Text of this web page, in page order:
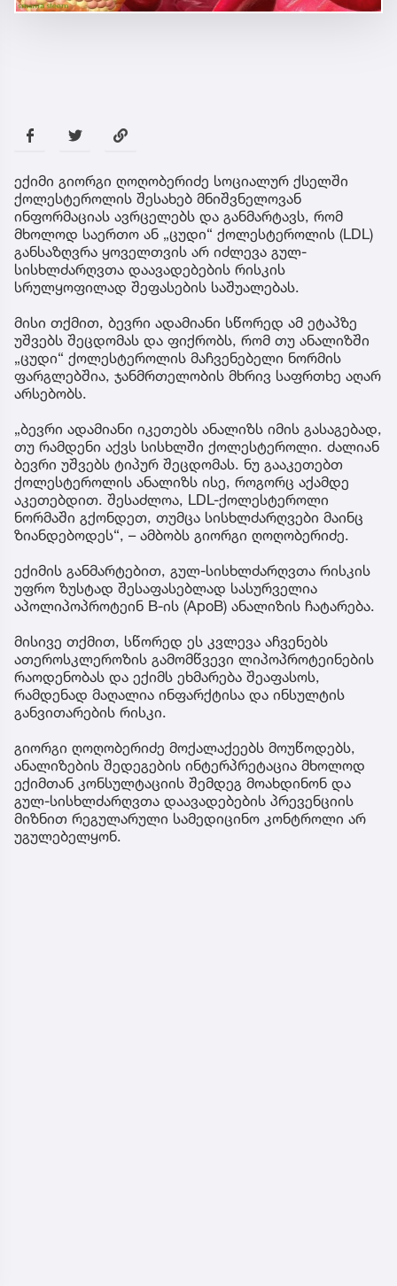
ექიმი გიორგი ღოღობერიძე სოციალურ ქსელში
ქოლესტეროლის შესახებ მნიშვნელოვან
ინფორმაციას ავრცელებს და განმარტავს, რომ
მხოლოდ საერთო ან „ცუდი“ ქოლესტეროლის (LDL)
განსაზღვრა ყოველთვის არ იძლევა გულ-
სისხლძარღვთა დაავადებების რისკის
სრულყოფილად შეფასების საშუალებას.
მისი თქმით, ბევრი ადამიანი სწორედ ამ ეტაპზე
უშვებს შეცდომას და ფიქრობს, რომ თუ ანალიზში
„ცუდი“ ქოლესტეროლის მაჩვენებელი ნორმის
ფარგლებშია, ჯანმრთელობის მხრივ საფრთხე აღარ
არსებობს.
„ბევრი ადამიანი იკეთებს ანალიზს იმის გასაგებად,
თუ რამდენი აქვს სისხლში ქოლესტეროლი. ძალიან
ბევრი უშვებს ტიპურ შეცდომას. ნუ გააკეთებთ
ქოლესტეროლის ანალიზს ისე, როგორც აქამდე
აკეთებდით. შესაძლოა, LDL-ქოლესტეროლი
ნორმაში გქონდეთ, თუმცა სისხლძარღვები მაინც
ზიანდებოდეს“, – ამბობს გიორგი ღოღობერიძე.
ექიმის განმარტებით, გულ-სისხლძარღვთა რისკის
უფრო ზუსტად შესაფასებლად სასურველია
აპოლიპოპროტეინ B-ის (ApoB) ანალიზის ჩატარება.
მისივე თქმით, სწორედ ეს კვლევა აჩვენებს
ათეროსკლეროზის გამომწვევი ლიპოპროტეინების
რაოდენობას და ექიმს ეხმარება შეაფასოს,
რამდენად მაღალია ინფარქტისა და ინსულტის
განვითარების რისკი.
გიორგი ღოღობერიძე მოქალაქეებს მოუწოდებს,
ანალიზების შედეგების ინტერპრეტაცია მხოლოდ
ექიმთან კონსულტაციის შემდეგ მოახდინონ და
გულ-სისხლძარღვთა დაავადებების პრევენციის
მიზნით რეგულარული სამედიცინო კონტროლი არ
უგულებელყონ.